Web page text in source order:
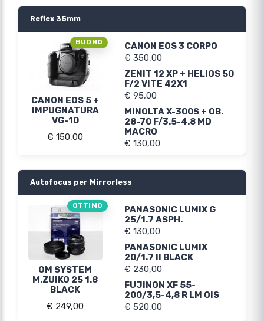
Reflex 35mm
BUONO
CANON EOS 5 +
IMPUGNATURA
VG-10
€ 150,00
CANON EOS 3 CORPO
€ 350,00
ZENIT 12 XP + HELIOS 50
F/2 VITE 42X1
€ 95,00
MINOLTA X-300S + OB.
28-70 F/3.5-4.8 MD
MACRO
€ 130,00
Autofocus per Mirrorless
OTTIMO
OM SYSTEM
M.ZUIKO 25 1.8
BLACK
€ 249,00
PANASONIC LUMIX G
25/1.7 ASPH.
€ 130,00
PANASONIC LUMIX
20/1.7 II BLACK
€ 230,00
FUJINON XF 55-
200/3,5-4,8 R LM OIS
€ 520,00